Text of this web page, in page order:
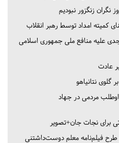
نگران زنگزور نبودیم
کمیته امداد توسط رهبر انقلاب
جدی علیه منافع ملی جمهوری اسلامی
عادت
گلوی نتانیاهو
مردمی در جهاد
برای نجات جان+تصویر
طرح فیلم‌نامه معلم دوست‌داشتنی